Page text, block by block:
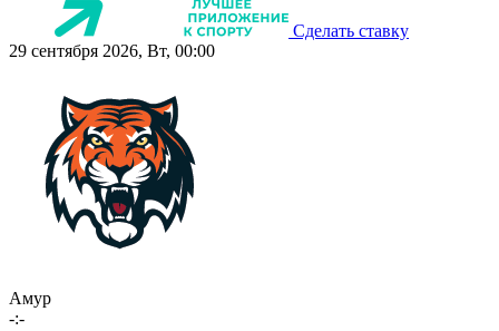
Сделать ставку
29 сентября 2026, Вт, 00:00
Амур
-:-